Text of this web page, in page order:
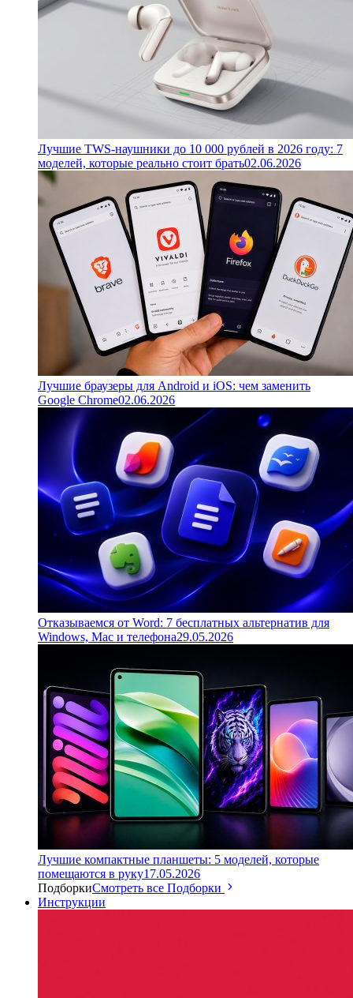
Лучшие TWS-наушники до 10 000 рублей в 2026 году: 7
моделей, которые реально стоит брать02.06.2026
Лучшие браузеры для Android и iOS: чем заменить
Google Chrome02.06.2026
Отказываемся от Word: 7 бесплатных альтернатив для
Windows, Mac и телефона29.05.2026
Лучшие компактные планшеты: 5 моделей, которые
помещаются в руку17.05.2026
ПодборкиСмотреть все Подборки
Инструкции